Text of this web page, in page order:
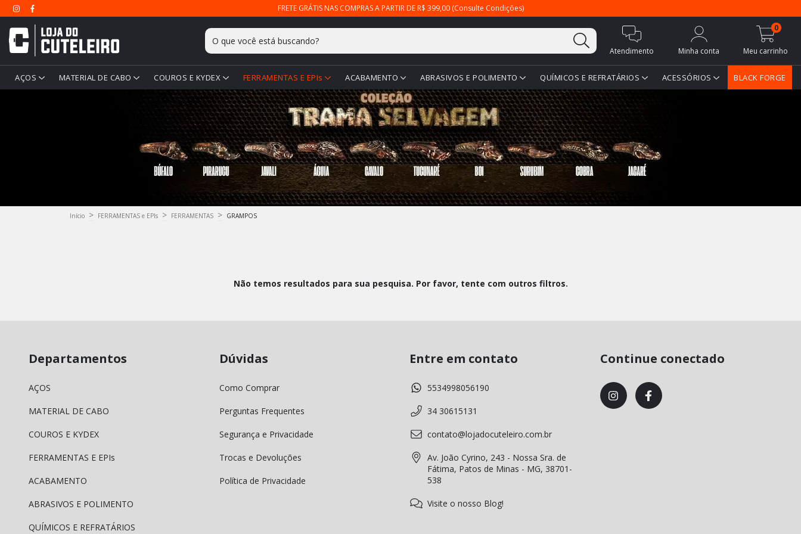
FRETE GRÁTIS NAS COMPRAS A PARTIR DE R$ 399,00 (Consulte Condições)
Atendimento Minha conta Meu carrinho
0
AÇOS MATERIAL DE CABO COUROS E KYDEX FERRAMENTAS E EPIs ACABAMENTO ABRASIVOS E POLIMENTO QUÍMICOS E REFRATÁRIOS ACESSÓRIOS BLACK FORGE
Início > FERRAMENTAS e EPIs > FERRAMENTAS > GRAMPOS
Não temos resultados para sua pesquisa. Por favor, tente com outros filtros.
Departamentos
AÇOS
MATERIAL DE CABO
COUROS E KYDEX
FERRAMENTAS E EPIs
ACABAMENTO
ABRASIVOS E POLIMENTO
QUÍMICOS E REFRATÁRIOS
Dúvidas
Como Comprar
Perguntas Frequentes
Segurança e Privacidade
Trocas e Devoluções
Política de Privacidade
Entre em contato
5534998056190
34 30615131
contato@lojadocuteleiro.com.br
Av. João Cyrino, 243 - Nossa Sra. de
Fátima, Patos de Minas - MG, 38701-
538
Visite o nosso Blog!
Continue conectado